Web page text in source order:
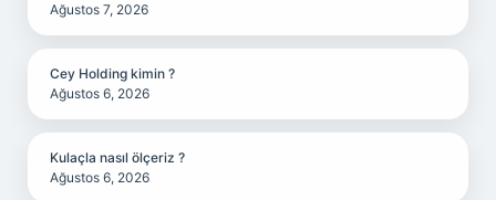
Ağustos 7, 2026
Cey Holding kimin ?
Ağustos 6, 2026
Kulaçla nasıl ölçeriz ?
Ağustos 6, 2026